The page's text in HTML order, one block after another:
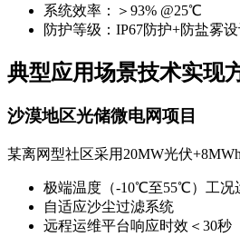
系统效率：＞93% @25℃
防护等级：IP67防护+防盐雾
典型应用场景技术实现
沙漠地区光储微电网项目
某离网型社区采用20MW光伏
极端温度（-10℃至55℃）工况
自适应沙尘过滤系统
远程运维平台响应时效＜30秒